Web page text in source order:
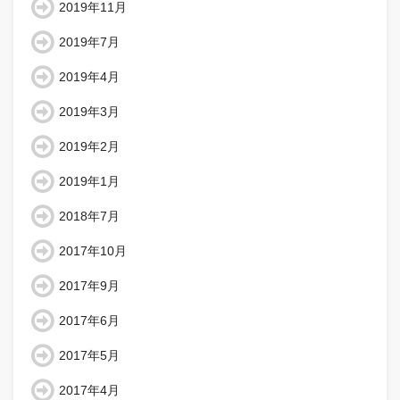
2019年11月
2019年7月
2019年4月
2019年3月
2019年2月
2019年1月
2018年7月
2017年10月
2017年9月
2017年6月
2017年5月
2017年4月